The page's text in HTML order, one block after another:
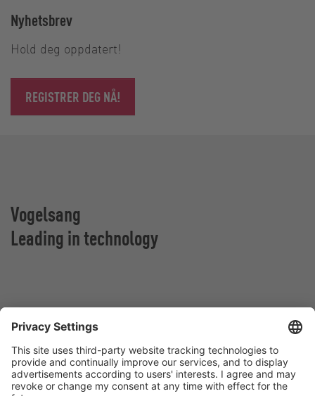
Nyhetsbrev
Hold deg oppdatert!
REGISTRER DEG NÅ!
Vogelsang
Leading in technology
Vestringen 30
4365 Nærbø
Norge